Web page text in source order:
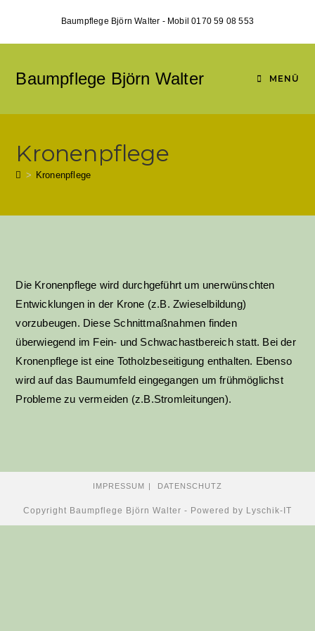
springen
Baumpflege Björn Walter - Mobil 0170 59 08 553
Baumpflege Björn Walter MENÜ
Kronenpflege
> Kronenpflege
Die Kronenpflege wird durchgeführt um unerwünschten
Entwicklungen in der Krone (z.B. Zwieselbildung)
vorzubeugen. Diese Schnittmaßnahmen finden
überwiegend im Fein- und Schwachastbereich statt. Bei der
Kronenpflege ist eine Totholzbeseitigung enthalten. Ebenso
wird auf das Baumumfeld eingegangen um frühmöglichst
Probleme zu vermeiden (z.B.Stromleitungen).
IMPRESSUM DATENSCHUTZ
Copyright Baumpflege Björn Walter - Powered by Lyschik-IT